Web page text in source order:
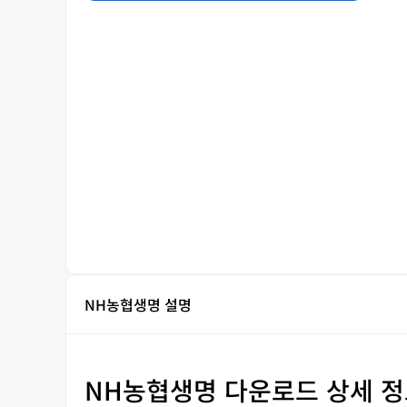
NH농협생명 설명
NH농협생명 다운로드 상세